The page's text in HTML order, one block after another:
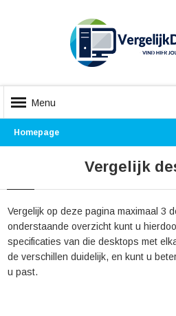
Menu
Homepage
Vergelijk
Vergelijk op deze pagina maximaal 3
onderstaande overzicht kunt u
specificaties van die desktops met
de verschillen duidelijk, en kunt u
u past.